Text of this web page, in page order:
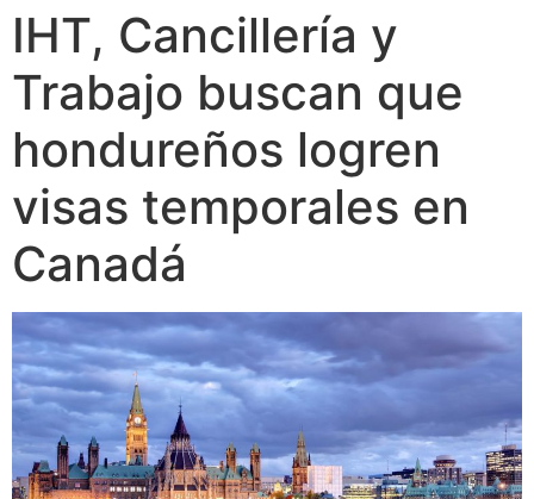
IHT, Cancillería y
Trabajo buscan que
hondureños logren
visas temporales en
Canadá